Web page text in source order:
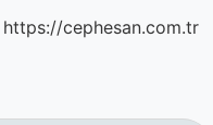
https://cephesan.com.tr